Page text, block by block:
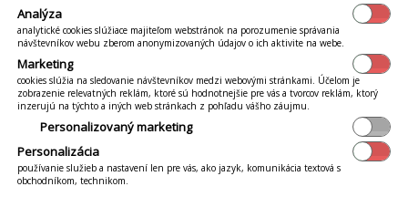
môžete stravníka prihlásiť, alebo odhlásiť, podľa
Analýza
analytické cookies slúžiace majiteľom webstránok na porozumenie správania
návštevníkov webu zberom anonymizovaných údajov o ich aktivite na webe.
Marketing
cookies slúžia na sledovanie návštevníkov medzi webovými stránkami. Účelom je
zobrazenie relevatných reklám, ktoré sú hodnotnejšie pre vás a tvorcov reklám, ktorý
inzerujú na týchto a iných web stránkach z pohľadu vášho záujmu.
Personalizovaný marketing
Personalizácia
používanie služieb a nastavení len pre vás, ako jazyk, komunikácia textová s
obchodníkom, technikom.